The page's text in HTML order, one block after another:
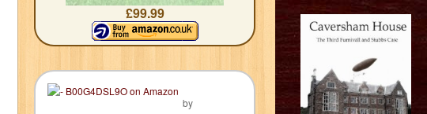
£99.99
by